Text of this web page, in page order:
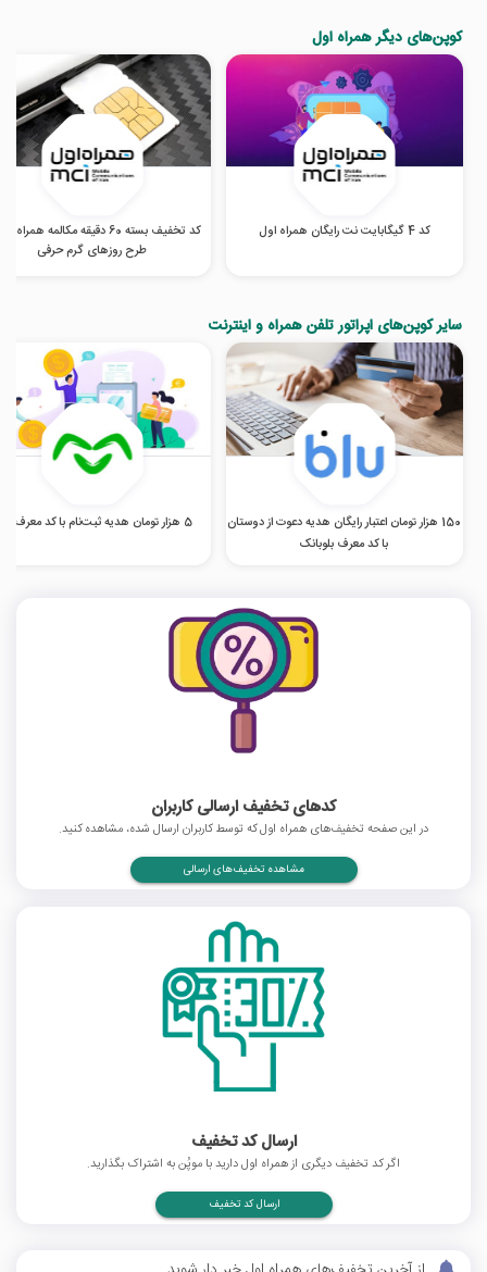
کوپن‌های دیگر همراه اول
کد 4 گیگابایت نت رایگان همراه اول
کد تخفیف بسته 60 دقیقه مکالمه همراه
طرح روزهای گرم‌ حرفی
سایر کوپن‌های اپراتور تلفن همراه و اینترنت
150 هزار تومان اعتبار رایگان هدیه دعوت از دوستان
با کد معرف بلوبانک
5 هزار تومان هدیه ثبت‌نام با کد معرف اومو
کدهای تخفیف ارسالی کاربران
در این صفحه تخفیف‌های همراه اول که توسط کاربران ارسال شده، مشاهده کنید.
مشاهده تخفیف‌های ارسالی
ارسال کد تخفیف
اگر کد تخفیف دیگری از همراه اول دارید با موپُن به اشتراک بگذارید.
ارسال کد تخفیف